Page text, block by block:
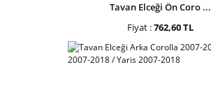
Tavan Elceği Ön Coro ...
Fiyat :762,60 TL